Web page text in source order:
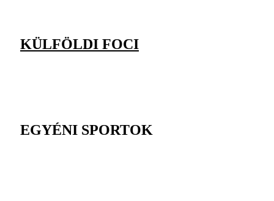
KÜLFÖLDI FOCI
EGYÉNI SPORTOK